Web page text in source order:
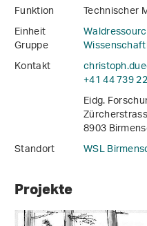
Funktion
Technischer
Einheit
Gruppe
Kontakt
+41 44 739
Eidg.
8903
Standort
WSL
Projekte